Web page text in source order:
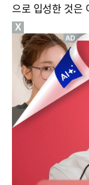
으로 입성한 것은
X